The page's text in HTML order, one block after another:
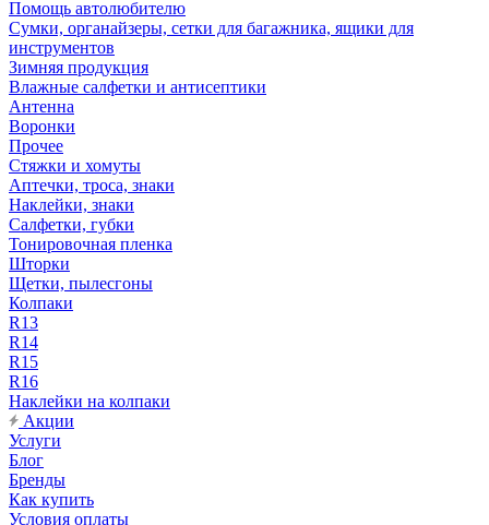
Помощь автолюбителю
Сумки, органайзеры, сетки для багажника, ящики для
инструментов
Зимняя продукция
Влажные салфетки и антисептики
Антенна
Воронки
Прочее
Стяжки и хомуты
Аптечки, троса, знаки
Наклейки, знаки
Салфетки, губки
Тонировочная пленка
Шторки
Щетки, пылесгоны
Колпаки
R13
R14
R15
R16
Наклейки на колпаки
Акции
Услуги
Блог
Бренды
Как купить
Условия оплаты